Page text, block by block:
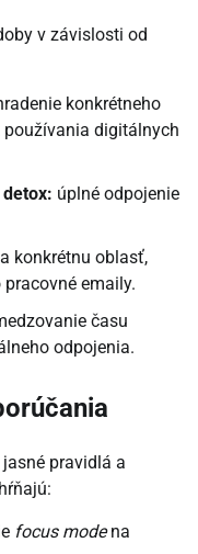
v závislosti od
konkrétneho
digitálnych
úplné odpojenie
konkrétnu oblasť,
emaily.
času
odpojenia.
pravidlá a
focus modena